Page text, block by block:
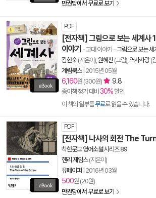
만권당에서 무료로 보기
PDF
[전자책] 그림으로 보는 세계사
이야기 - 고대 이야기 -그림으로 보는 세
김현숙(지은이), 원혜진 (그림), 역사사랑(
계림북스| 2015년 05월
6,160원 (300원) 9.8
종이책 정가 대비 30%할인
이 책의 일부를무료로 읽을 수 있습니다.
PDF
[전자책] 나사의 회전 The
착한문고 영어소설 시리즈 89
헨리 제임스(지은이)
유페이퍼 2016년 03월
500원 (20원)
만권당에서 무료로 보기